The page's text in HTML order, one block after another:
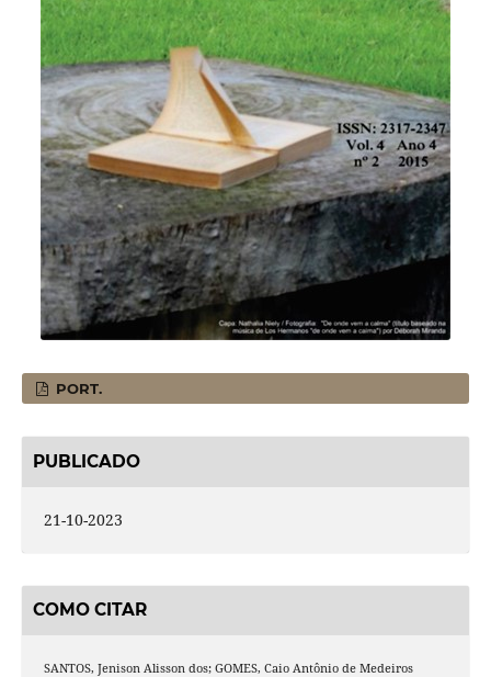
PORT.
PUBLICADO
21-10-2023
COMO CITAR
SANTOS, Jenison Alisson dos; GOMES, Caio Antônio de Medeiros